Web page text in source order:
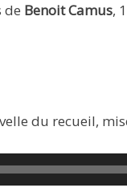
de Benoit Camus,
du recueil,